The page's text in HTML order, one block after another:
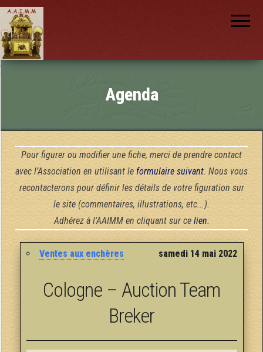
Musique
Agenda
Pour figurer ou modifier une fiche, merci de prendre contact
avec l’Association en utilisant le formulaire suivant. Nous vous
recontacterons pour définir les détails de votre figuration sur
le site (commentaires, illustrations, etc...).
Adhérez à l'AAIMM en cliquant sur ce lien.
samedi 14 mai 2022
Ventes aux enchères
Cologne – Auction Team
Breker